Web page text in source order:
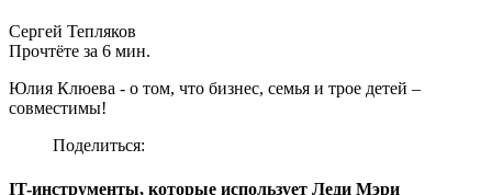
Сергей Тепляков
Прочтёте за 6 мин.
Юлия Клюева - о том, что бизнес, семья и трое детей –
совместимы!
Поделиться:
IT-инструменты, которые использует Леди Мэри